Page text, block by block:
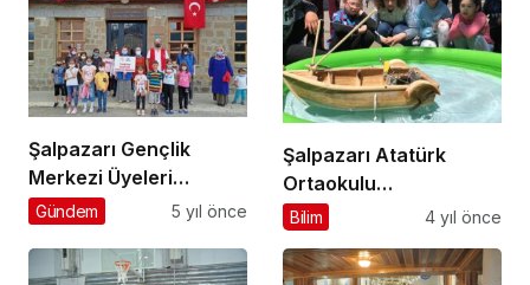
Şalpazarı Gençlik
Merkezi Üyeleri
Dorukkiriş
Etnografya Müzesi’ni
Gündem 5 yıl önce
Şalpazarı Atatürk
Ortaokulu
öğrencilerinin projeleri
Bilim 4 yıl önce